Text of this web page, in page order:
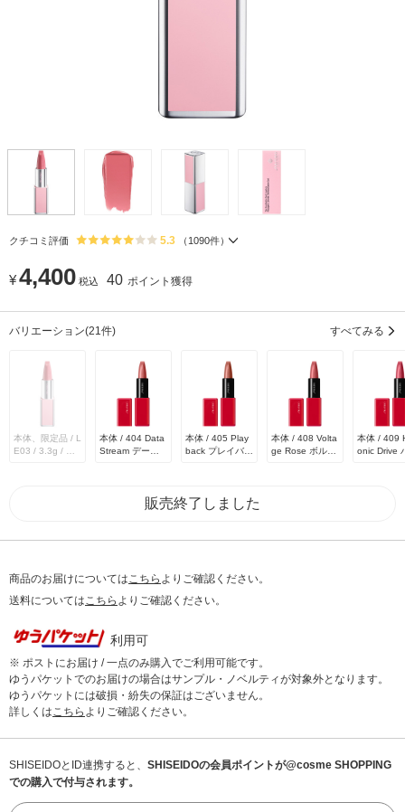
クチコミ評価 5.3 （ 1090件）
¥4,400 税込 40 ポイント獲得
バリエーション(21件) すべてみる
本体、限定品 / L
E03 / 3.3g / 無
本体 / 404 Data
Stream データ
本体 / 405 Play
back プレイバッ
本体 / 408 Volta
ge Rose ボルテ
本体 / 409
onic Drive
販売終了しました
商品のお届けについてはこちら よりご確認ください。
送料についてはこちら よりご確認ください。
利用可
※ ポストにお届け / 一点のみ購入でご利用可能です。
ゆうパケットでのお届けの場合はサンプル・ノベルティが対象外となります。
ゆうパケットには破損・紛失の保証はございません。
詳しくはこちら よりご確認ください。
SHISEIDOとID連携すると、 SHISEIDOの会員ポイントが@cosme SHOPPING
での購入で付与されます。